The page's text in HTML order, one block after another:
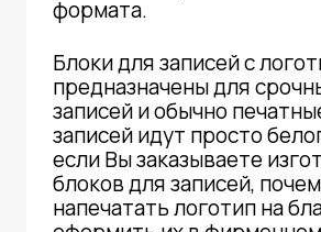
формата.
Блоки для записей с
предназначены для
записей и обычно
записей идут просто
если Вы заказываете
блоков для записей,
напечатать логотип на